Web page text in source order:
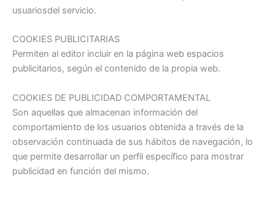
usuariosdel servicio.
COOKIES PUBLICITARIAS
Permiten al editor incluir en la página web espacios
publicitarios, según el contenido de la propia web.
COOKIES DE PUBLICIDAD COMPORTAMENTAL
Son aquellas que almacenan información del
comportamiento de los usuarios obtenida a través de la
observación continuada de sus hábitos de navegación, lo
que permite desarrollar un perfil específico para mostrar
publicidad en función del mismo.